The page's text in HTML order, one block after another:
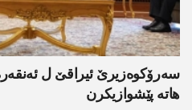
سەرۆکوەزیرێ ئیراقێ ل
ھاتە پێشوازیکرن